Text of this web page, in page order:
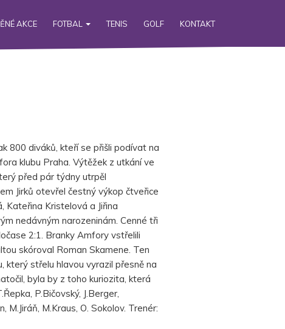
AKCE FOTBAL TENIS GOLF KONTAKT
800 diváků, kteří se přišli podívat na
klubu Praha. Výtěžek z utkání ve
před pár týdny utrpěl
Jirků otevřel čestný výkop čtveřice
Kateřina Kristelová a Jiřina
nedávným narozeninám. Cenné tři
2:1. Branky Amfory vstřelili
skóroval Roman Skamene. Ten
který střelu hlavou vyrazil přesně na
byla by z toho kuriozita, která
P.Bičovský, J.Berger,
M.Jiráň, M.Kraus, O. Sokolov. Trenér: